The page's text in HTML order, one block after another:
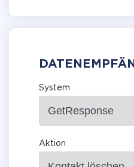
System
Aktion